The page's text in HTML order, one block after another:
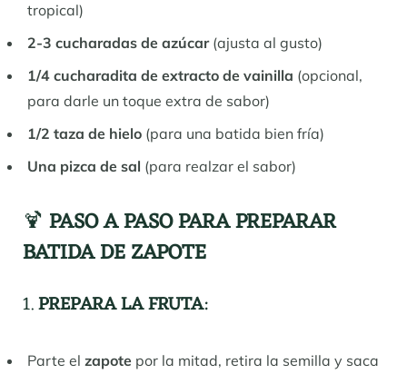
tropical)
2-3 cucharadas de azúcar(ajusta al gusto)
1/4 cucharadita de extracto de vainilla (opcional,
para darle un toque extra de sabor)
1/2 taza de hielo (para una batida bien fría)
Una pizca de sal (para realzar el sabor)
🍹PASO A PASO PARA PREPARAR
BATIDA DE ZAPOTE
1.PREPARA LA FRUTA:
Parte el zapote por la mitad, retira la semilla y saca